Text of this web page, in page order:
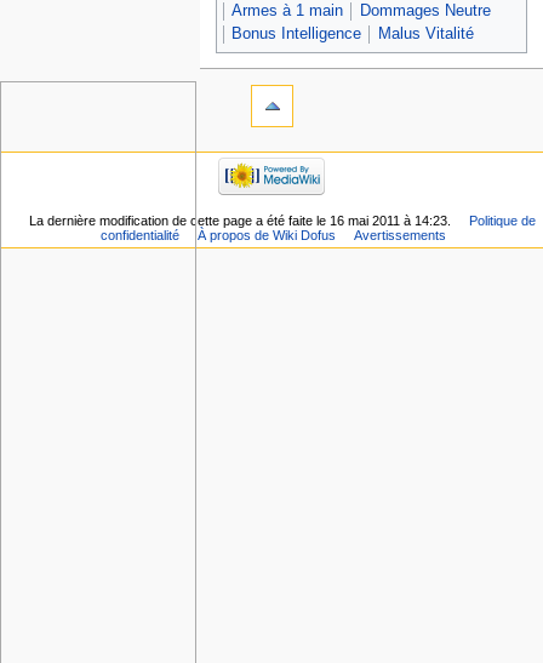
Armes à 1 main
Dommages Neutre
Bonus Intelligence
Malus Vitalité
La dernière modification de cette page a été faite le 16 mai 2011 à 14:23.
Politique de
confidentialité
À propos de Wiki Dofus Avertissements